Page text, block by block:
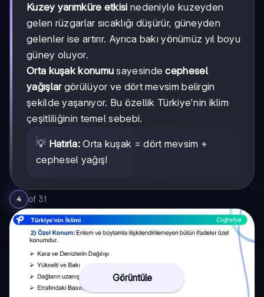
Kuzey yarımküre etkisi nedeniyle kuzeyden
gelen rüzgarlar sıcaklığı düşürür, güneyden
gelenler ise artırır. Ayrıca bakı yönümüz yıl boyu
güney oluyor.
Orta kuşak konumu sayesindecephesel
yağışlargörülüyor ve dört mevsim belirgin
şekilde yaşanıyor. Bu özellik Türkiye'nin iklim
çeşitliliğinin temel sebebi.
💡 Hatırla: Orta kuşak = dört mevsim +
cephesel yağış!
4 of 31
Görüntüle